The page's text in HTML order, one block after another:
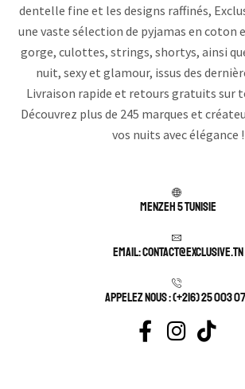
dentelle fine et les designs raffinés,
une vaste sélection de pyjamas en coton
gorge, culottes, strings, shortys, ainsi
nuit, sexy et glamour, issus des
Livraison rapide et retours gratuits sur
Découvrez plus de 245 marques et
vos nuits avec élégance !
Menzeh 5 TUNISIE
Email: contact@exclusive.tn
APPELEZ NOUS : (+216) 25 003